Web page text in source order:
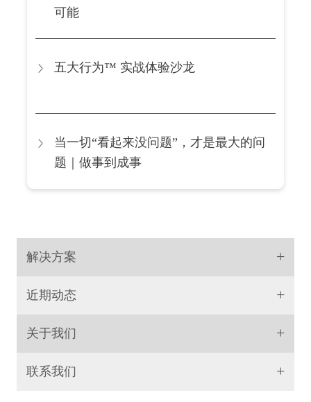
可能
五大行为™ 实战体验沙龙
当一切“看起来没问题”，才是最大的问
题｜做事到成事
解决方案 +
近期动态 +
关于我们 +
联系我们 +